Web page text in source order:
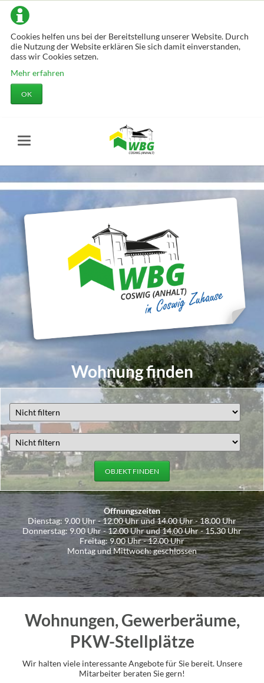
Cookies helfen uns bei der Bereitstellung unserer Website. Durch
die Nutzung der Website erklären Sie sich damit einverstanden,
dass wir Cookies setzen.
Mehr erfahren
OK
Wohnung finden
OBJEKT FINDEN
Öffnungszeiten
Dienstag: 9.00 Uhr - 12.00 Uhr und 14.00 Uhr - 18.00 Uhr
Donnerstag: 9.00 Uhr - 12.00 Uhr und 14.00 Uhr - 15.30 Uhr
Freitag: 9.00 Uhr - 12.00 Uhr
Montag und Mittwoch: geschlossen
Wohnungen, Gewerberäume,
PKW-Stellplätze
Wir halten viele interessante Angebote für Sie bereit. Unsere
Mitarbeiter beraten Sie gern!